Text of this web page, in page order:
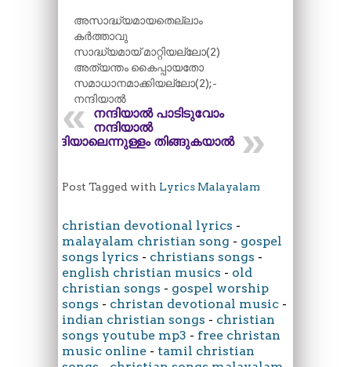
അസാദ്ധ്യമായതെല്ലാം
കർത്താവു
സാദ്ധ്യമായ് മാറ്റിയല്ലോ(2)
അത്യന്തം കൈപ്പായതോ
സമാധാനമാക്കിയല്ലോ(2);-
നന്ദിയാൽ
നന്ദിയാൽ പാടിടുവോം
നന്ദിയാൽ
നന്ദിയാലെന്നുള്ളം തിങ്ങുകയാൽ
Post Tagged with Lyrics Malayalam
christian devotional lyrics -
malayalam christian song - gospel
songs lyrics - christians songs -
english christian musics - old
christian songs - gospel worship
songs - christan devotional music -
indian christian songs - christian
songs youtube mp3 - free christan
music online - tamil christian